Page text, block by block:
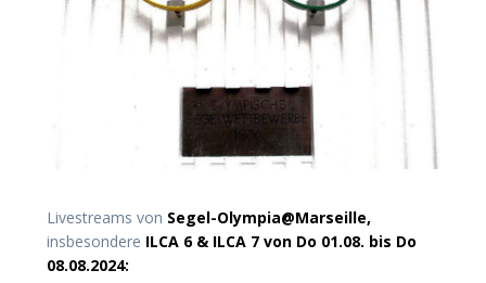
Livestreams von Segel-Olympia@Marseille,
insbesondere ILCA 6 & ILCA 7 von Do 01.08. bis Do
08.08.2024: